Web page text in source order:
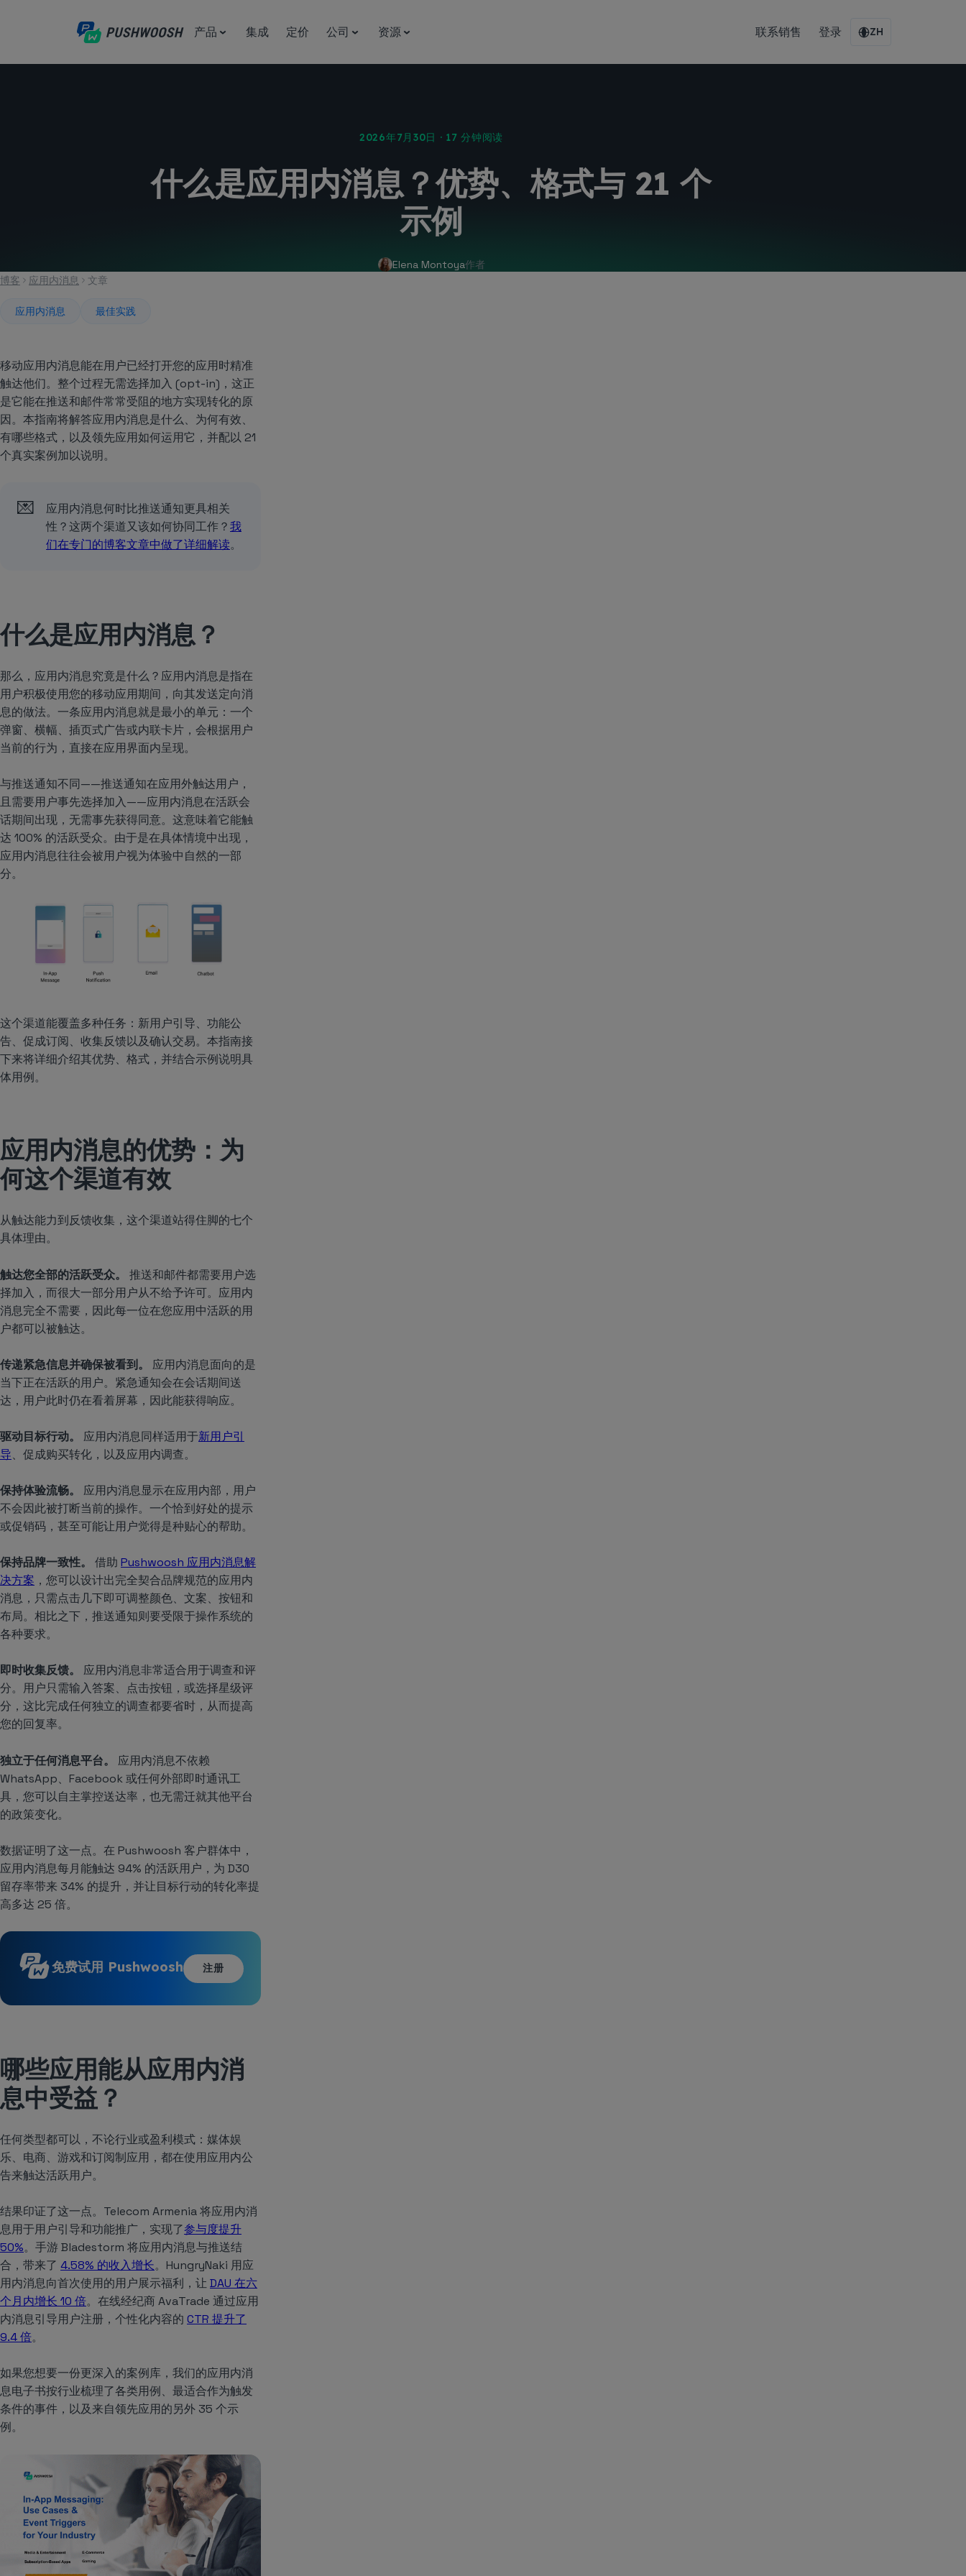
产品 集成 定价 公司 资源 联系销售 登录 ZH
2026年7月30日 · 17 分钟阅读
什么是应用内消息？优势、格式与 21 个
示例
Elena Montoya作者
博客
应用内消息 文章
应用内消息 最佳实践
移动应用内消息能在用户已经打开您的应用时精准
触达他们。整个过程无需选择加入 (opt-in)，这正
是它能在推送和邮件常常受阻的地方实现转化的原
因。本指南将解答应用内消息是什么、为何有效、
有哪些格式，以及领先应用如何运用它，并配以 21
个真实案例加以说明。
💌
应用内消息何时比推送通知更具相关
性？这两个渠道又该如何协同工作？我
们在专门的博客文章中做了详细解读。
什么是应用内消息？
那么，应用内消息究竟是什么？应用内消息是指在
用户积极使用您的移动应用期间，向其发送定向消
息的做法。一条应用内消息就是最小的单元：一个
弹窗、横幅、插页式广告或内联卡片，会根据用户
当前的行为，直接在应用界面内呈现。
与推送通知不同——推送通知在应用外触达用户，
且需要用户事先选择加入——应用内消息在活跃会
话期间出现，无需事先获得同意。这意味着它能触
达 100% 的活跃受众。由于是在具体情境中出现，
应用内消息往往会被用户视为体验中自然的一部
分。
这个渠道能覆盖多种任务：新用户引导、功能公
告、促成订阅、收集反馈以及确认交易。本指南接
下来将详细介绍其优势、格式，并结合示例说明具
体用例。
应用内消息的优势：为
何这个渠道有效
从触达能力到反馈收集，这个渠道站得住脚的七个
具体理由。
触达您全部的活跃受众。
推送和邮件都需要用户选
择加入，而很大一部分用户从不给予许可。应用内
消息完全不需要，因此每一位在您应用中活跃的用
户都可以被触达。
传递紧急信息并确保被看到。
应用内消息面向的是
当下正在活跃的用户。紧急通知会在会话期间送
达，用户此时仍在看着屏幕，因此能获得响应。
驱动目标行动。 应用内消息同样适用于新用户引
导、促成购买转化，以及应用内调查。
保持体验流畅。
应用内消息显示在应用内部，用户
不会因此被打断当前的操作。一个恰到好处的提示
或促销码，甚至可能让用户觉得是种贴心的帮助。
保持品牌一致性。 借助 Pushwoosh 应用内消息解
决方案 ，您可以设计出完全契合品牌规范的应用内
消息，只需点击几下即可调整颜色、文案、按钮和
布局。相比之下，推送通知则要受限于操作系统的
各种要求。
即时收集反馈。
应用内消息非常适合用于调查和评
分。用户只需输入答案、点击按钮，或选择星级评
分，这比完成任何独立的调查都要省时，从而提高
您的回复率。
独立于任何消息平台。
应用内消息不依赖
WhatsApp、Facebook 或任何外部即时通讯工
具，您可以自主掌控送达率，也无需迁就其他平台
的政策变化。
数据证明了这一点。在 Pushwoosh 客户群体中，
应用内消息每月能触达 94% 的活跃用户，为 D30
留存率带来 34% 的提升，并让目标行动的转化率提
高多达 25 倍。
免费试用 Pushwoosh 注册
哪些应用能从应用内消
息中受益？
任何类型都可以，不论行业或盈利模式：媒体娱
乐、电商、游戏和订阅制应用，都在使用应用内公
告来触达活跃用户。
结果印证了这一点。Telecom Armenia 将应用内消
息用于用户引导和功能推广，实现了参与度提升
50%。手游 Bladestorm 将应用内消息与推送结
合，带来了 4.58% 的收入增长。HungryNaki 用应
用内消息向首次使用的用户展示福利，让DAU 在六
个月内增长 10 倍。在线经纪商 AvaTrade 通过应用
内消息引导用户注册，个性化内容的 CTR 提升了
9.4 倍。
如果您想要一份更深入的案例库，我们的应用内消
息电子书按行业梳理了各类用例、最适合作为触发
条件的事件，以及来自领先应用的另外 35 个示
例。